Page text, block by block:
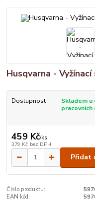
Husqvarna -
Dostupnost
Skladem
pracovních
459 Kč/ks
379 Kč bez DPH
Přidat
Číslo produktu:
EAN kód: